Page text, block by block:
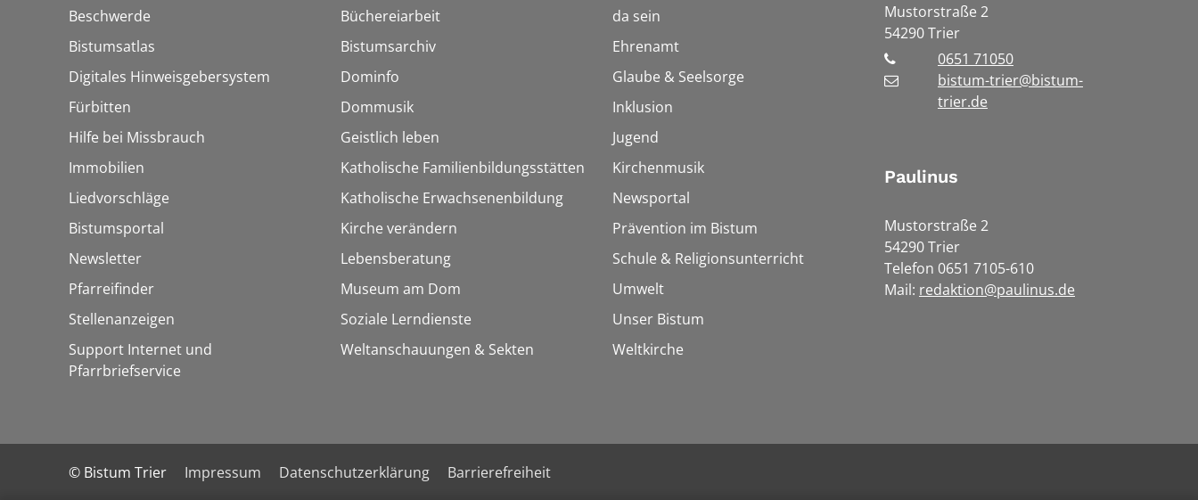
Beschwerde
Bistumsatlas
Digitales Hinweisgebersystem
Fürbitten
Hilfe bei Missbrauch
Immobilien
Liedvorschläge
Bistumsportal
Newsletter
Pfarreifinder
Stellenanzeigen
Support Internet und
Pfarrbriefservice
Büchereiarbeit
Bistumsarchiv
Dominfo
Dommusik
Geistlich leben
Katholische Familienbildungsstätten
Katholische Erwachsenenbildung
Kirche verändern
Lebensberatung
Museum am Dom
Soziale Lerndienste
Weltanschauungen & Sekten
da sein
Ehrenamt
Glaube & Seelsorge
Inklusion
Jugend
Kirchenmusik
Newsportal
Prävention im Bistum
Schule & Religionsunterricht
Umwelt
Unser Bistum
Weltkirche
Mustorstraße 2
54290Trier
0651 71050
bistum-trier@bistum-
trier.de
Paulinus
Mustorstraße 2
54290 Trier
Telefon 0651 7105-610
Mail: redaktion@paulinus.de
© Bistum Trier Impressum Datenschutzerklärung Barrierefreiheit